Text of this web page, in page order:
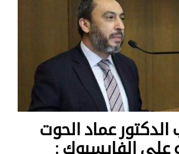
الدكتور عماد الحوت
على الفايسبوك :